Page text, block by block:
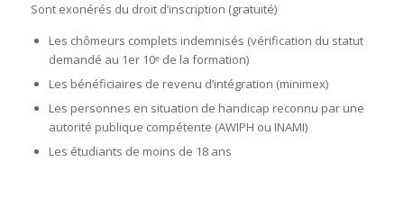
Sont exonérés du droit d’inscription (gratuité)
Les chômeurs complets indemnisés (vérification du statut
demandé au 1er 10ᵉ de la formation)
Les bénéficiaires de revenu d’intégration (minimex)
Les personnes en situation de handicap reconnu par une
autorité publique compétente (AWIPH ou INAMI)
Les étudiants de moins de 18 ans